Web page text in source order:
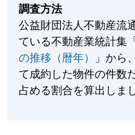
調査方法
公益財団法人不動産流
ている不動産業統計集
の推移（暦年）
」から
て成約した物件の件数
占める割合を算出しま